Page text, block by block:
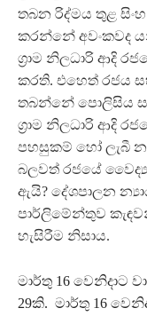
තබන රිද්මය තුළ
කරන්නේ අවංකවද
ග්‍රාම නිලධාරි ආදි
කරති. එහෙත් රජය
තබන්නේ පොලිසිය
ග්‍රාම නිලධාරි ආදි
පහසුකම් හෝ ලැබී
බලවත් රජයේ
ඇයි? දේශපාලන
පාර්ලිමේන්තුව
හැසිරීම නිසාය.
මාර්තු 16 වෙනිදාට
29කි. මාර්තු 16